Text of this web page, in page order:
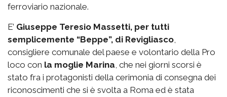
ferroviario nazionale.
E’ Giuseppe Teresio Massetti, per tutti
semplicemente “Beppe”, di Revigliasco,
consigliere comunale del paese e volontario della Pro
loco con la moglie Marina, che nei giorni scorsi è
stato fra i protagonisti della cerimonia di consegna dei
riconoscimenti che si è svolta a Roma ed è stata